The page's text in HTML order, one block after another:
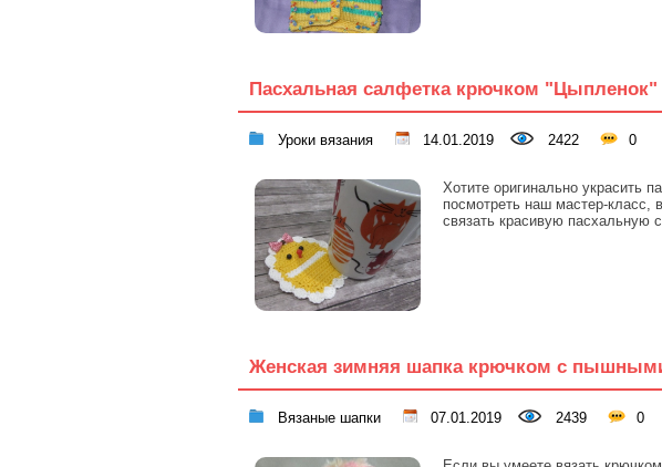
Пасхальная салфетка крючком "Цыпленок"
Уроки вязания 14.01.2019 2422 0
Хотите оригинально украсить
посмотреть наш мастер-класс,
связать красивую пасхальную
Женская зимняя шапка крючком с
Вязаные шапки 07.01.2019 2439 0